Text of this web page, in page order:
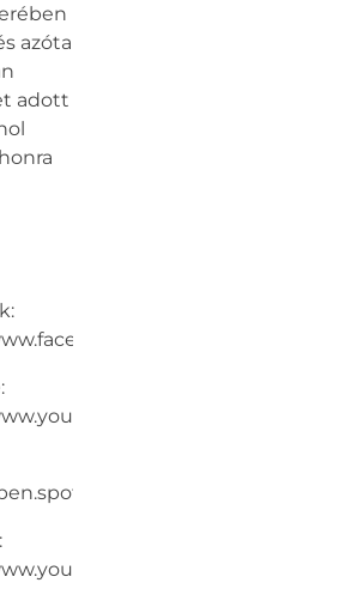
azóta
adott
ripoffraskolnikov/
artist/